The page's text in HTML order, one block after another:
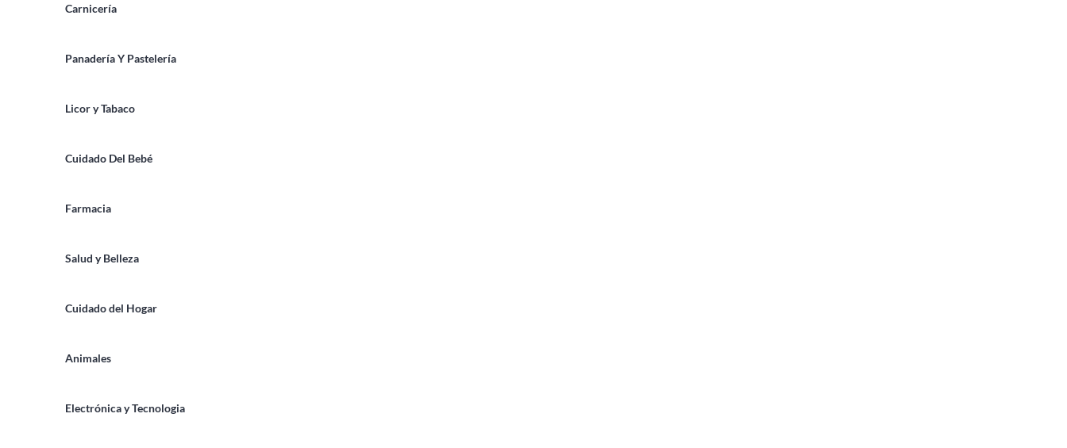
Carnicería
Panadería Y Pastelería
Licor y Tabaco
Cuidado Del Bebé
Farmacia
Salud y Belleza
Cuidado del Hogar
Animales
Electrónica y Tecnologia